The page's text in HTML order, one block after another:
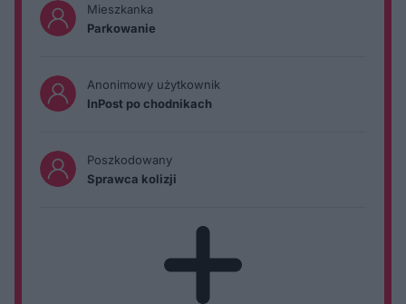
Mieszkanka
Parkowanie
Anonimowy użytkownik
InPost po chodnikach
Poszkodowany
Sprawca kolizji